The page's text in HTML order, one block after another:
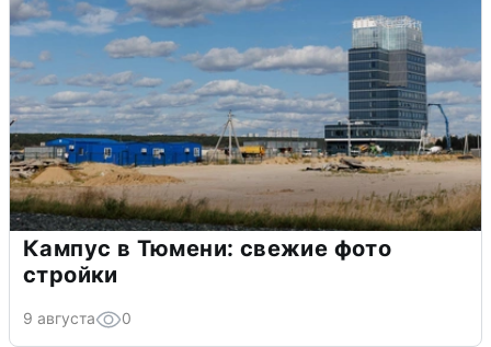
Кампус в Тюмени: свежие фото
стройки
9 августа 0